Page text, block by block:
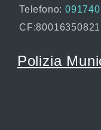
Telefono:
CF:80016350821
Polizia